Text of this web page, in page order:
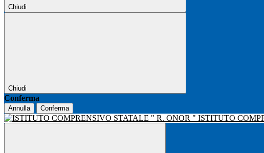
Chiudi
Chiudi
Conferma
Annulla Conferma
ISTITUTO